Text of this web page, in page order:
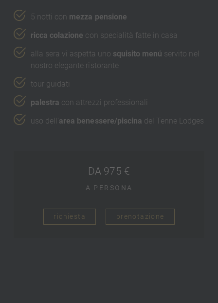
5 notti con mezza pensione
ricca colazione con specialità fatte in casa
alla sera vi aspetta uno squisito menú servito nel
nostro elegante ristorante
tour guidati
palestra con attrezzi professionali
uso dell'area benessere/piscina del Tenne Lodges
DA 975 €
A PERSONA
richiesta prenotazione